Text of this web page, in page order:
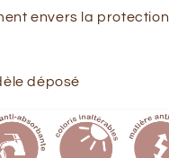
envers la
déposé